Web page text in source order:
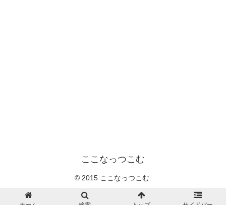
ここなっつこむ
© 2015 ここなっつこむ.